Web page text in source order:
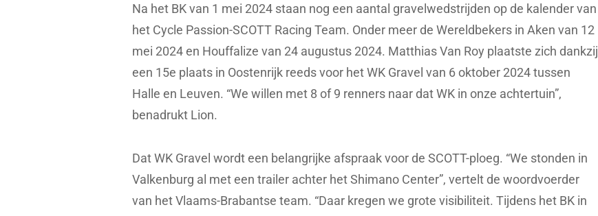
Na het BK van 1 mei 2024 staan nog een aantal gravelwedstrijden op de kalender van
het Cycle Passion-SCOTT Racing Team. Onder meer de Wereldbekers in Aken van 12
mei 2024 en Houffalize van 24 augustus 2024. Matthias Van Roy plaatste zich dankzij
een 15e plaats in Oostenrijk reeds voor het WK Gravel van 6 oktober 2024 tussen
Halle en Leuven. “We willen met 8 of 9 renners naar dat WK in onze achtertuin”,
benadrukt Lion.
Dat WK Gravel wordt een belangrijke afspraak voor de SCOTT-ploeg. “We stonden in
Valkenburg al met een trailer achter het Shimano Center”, vertelt de woordvoerder
van het Vlaams-Brabantse team. “Daar kregen we grote visibiliteit. Tijdens het BK in